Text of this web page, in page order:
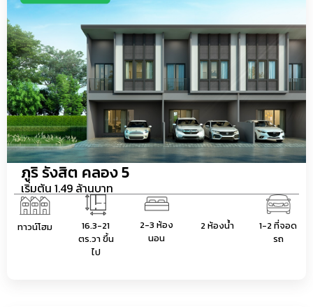
ภูริ รังสิต คลอง 5
เริ่มต้น 1.49 ล้านบาท
ทาวน์โฮม
16.3-21
ตร.วา ขึ้น
ไป
2-3 ห้อง
นอน
2 ห้องน้ำ
1-2 ที่จอด
รถ